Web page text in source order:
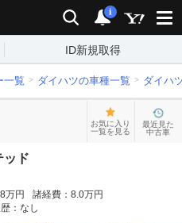
検索 通知
i
ID新規取得
一覧 ダイハツの車種一覧 ダイハ
お気に入り
一覧を見る
最近見た
中古車
ッド
万円 諸経費： 8.0万円
： なし